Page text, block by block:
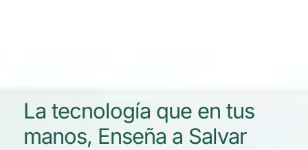
La tecnología que en tus
manos, Enseña a Salvar